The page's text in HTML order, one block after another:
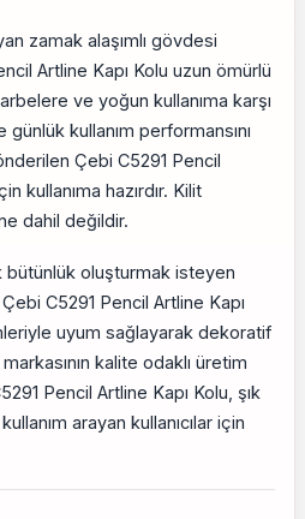
zamak alaşımlı gövdesi
Artline Kapı Kolu uzun ömürlü
ve yoğun kullanıma karşı
günlük kullanım performansını
Çebi C5291 Pencil
kullanıma hazırdır. Kilit
dahil değildir.
oluşturmak isteyen
C5291 Pencil Artline Kapı
uyum sağlayarak dekoratif
kalite odaklı üretim
Pencil Artline Kapı Kolu, şık
arayan kullanıcılar için